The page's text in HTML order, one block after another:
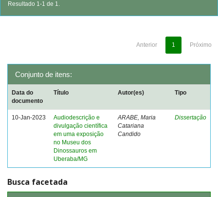
Resultado 1-1 de 1.
Anterior 1 Próximo
Conjunto de itens:
Data do
documento
Título Autor(es) Tipo
10-Jan-2023
Audiodescrição e
divulgação científica
em uma exposição
no Museu dos
Dinossauros em
Uberaba/MG
ARABE, Maria
Catariana
Candido
Dissertação
Busca facetada